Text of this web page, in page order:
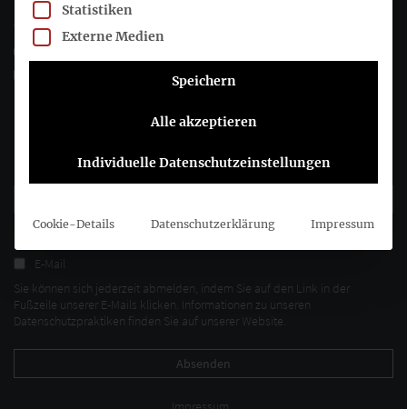
+49 (0)30 20 64 12 - 0
+49 (0)30 20 64 12 - 15
DRSC-Newsletter abonnieren
E-Mail
Sie können sich jederzeit abmelden, indem Sie auf den Link in der
Fußzeile unserer E-Mails klicken. Informationen zu unseren
Datenschutzpraktiken finden Sie auf unserer Website.
Statistiken
Externe Medien
Speichern
Alle akzeptieren
Individuelle Datenschutzeinstellungen
Cookie-Details Datenschutzerklärung Impressum